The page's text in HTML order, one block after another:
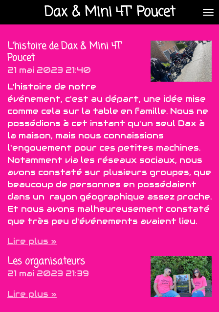
au
principal
Dax & Mini 4T' Poucet
L’histoire de Dax & Mini 4T’
Poucet
21 mai 2023 21:40
L'histoire de notre
événement, c'est au départ, une idée mise
comme cela sur la table en famille. Nous ne
possédions à cet instant qu'un seul Dax à
la maison, mais nous connaissions
l'engouement pour ces petites machines.
Notamment via les réseaux sociaux, nous
avons constaté sur plusieurs groupes, que
beaucoup de personnes en possédaient
dans un rayon géographique assez proche.
Et nous avons malheureusement constaté
que très peu d'événements avaient lieu.
Lire plus »
Les organisateurs
21 mai 2023 21:39
Lire plus »